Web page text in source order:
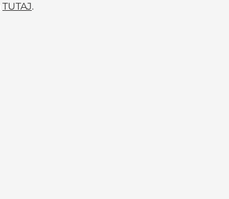
TUTAJ.